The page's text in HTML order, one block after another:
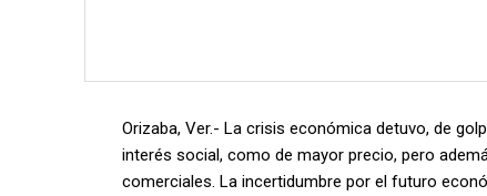
Orizaba, Ver.- La crisis económica detuvo, de
interés social, como de mayor precio, pero
comerciales. La incertidumbre por el futuro